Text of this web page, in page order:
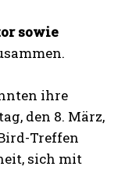
sowie
ihre
den 8. März,
Treffen
sich mit